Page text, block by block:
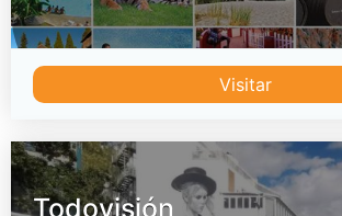
Visitar
Todovisión